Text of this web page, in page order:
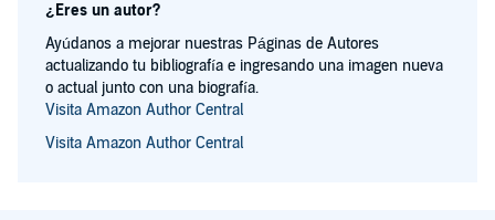
¿Eres un autor?
Ayúdanos a mejorar nuestras Páginas de Autores
actualizando tu bibliografía e ingresando una imagen nueva
o actual junto con una biografía.
Visita Amazon Author Central
Visita Amazon Author Central